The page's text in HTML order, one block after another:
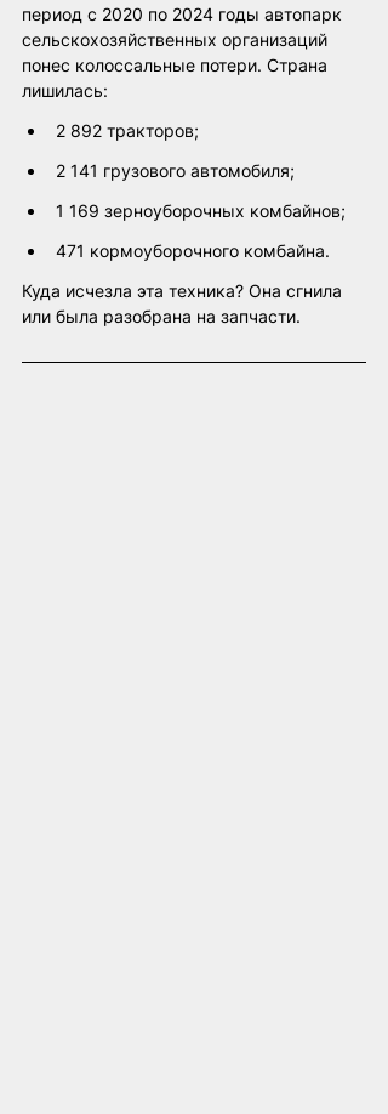
период с 2020 по 2024 годы автопарк
сельскохозяйственных организаций
понес колоссальные потери. Страна
лишилась:
2 892 тракторов;
2 141 грузового автомобиля;
1 169 зерноуборочных комбайнов;
471 кормоуборочного комбайна.
Куда исчезла эта техника? Она сгнила
или была разобрана на запчасти.